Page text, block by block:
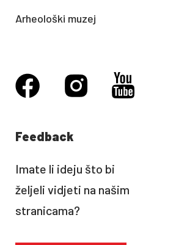
Arheološki muzej
Feedback
Imate li ideju što bi
željeli vidjeti na našim
stranicama?